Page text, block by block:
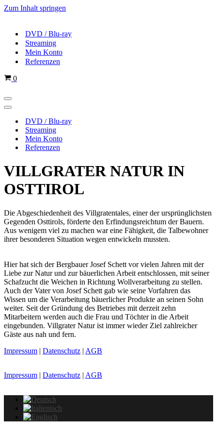
Zum Inhalt springen
DVD / Blu-ray
Streaming
Mein Konto
Referenzen
Warenkorb
0
Navigations-
Menü
Navigations-
DVD / Blu-ray
Streaming
Mein Konto
Referenzen
VILLGRATER NATUR IN
OSTTIROL
Die Abgeschiedenheit des Villgratentales, einer der ursprünglichsten
Gegenden Osttirols, förderte den Erfindungsreichtum der Bauern.
Aus wenigem viel zu machen war eine Fähigkeit, die Talbewohner
ihrer besonderen Situation wegen entwickeln mussten.
Hier hat sich der Bergbauer Josef Schett vor vielen Jahren mit der
Liebe zur Natur und zur bäuerlichen Arbeit entschlossen, mit seiner
Schafzucht die Weichen in Richtung Wollverarbeitung zu stellen.
Auch der Vater von Josef Schett gab wie seine Vorfahren das
Wissen um die Verarbeitung bäuerlicher Produkte an seinen Sohn
weiter. Seit der Gründung des Betriebes mit derzeit zehn
Mitarbeitern werden auch die Frau und Töchter in die Arbeit
eingebunden. Villgrater Natur ist immer wieder Ziel zahlreicher
Gäste aus nah und fern.
Impressum | Datenschutz | AGB
Impressum | Datenschutz | AGB